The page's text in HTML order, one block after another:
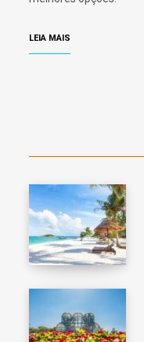
LEIA MAIS